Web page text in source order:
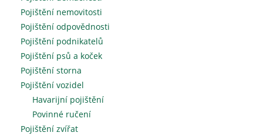
Pojištění nemovitosti
Pojištění odpovědnosti
Pojištění podnikatelů
Pojištění psů a koček
Pojištění storna
Pojištění vozidel
Havarijní pojištění
Povinné ručení
Pojištění zvířat